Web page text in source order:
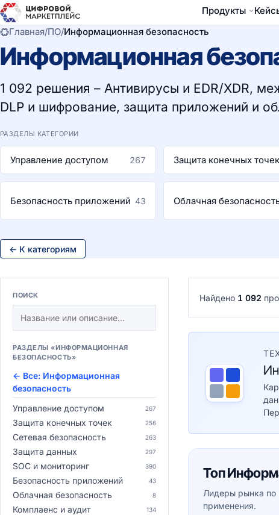
Продукты
Главная/ПО/Информационная безопасность
Информационная
1 092 решения – Антивирусы и EDR/XDR,
DLP и шифрование, защита приложений и
РАЗДЕЛЫ КАТЕГОРИИ
Управление доступом 267 Защита конечных точек
Безопасность приложений 43 Облачная
← К категориям
ПОИСК
РАЗДЕЛЫ «ИНФОРМАЦИОННАЯ
БЕЗОПАСНОСТЬ»
← Все: Информационная
безопасность
Управление доступом
267
Защита конечных точек 256
Сетевая безопасность 263
Защита данных 297
SOC и мониторинг 390
Безопасность приложений 43
Облачная безопасность 8
Комплаенс и аудит 134
Найдено 1 092
Топ
Лидеры рынка по
применения.